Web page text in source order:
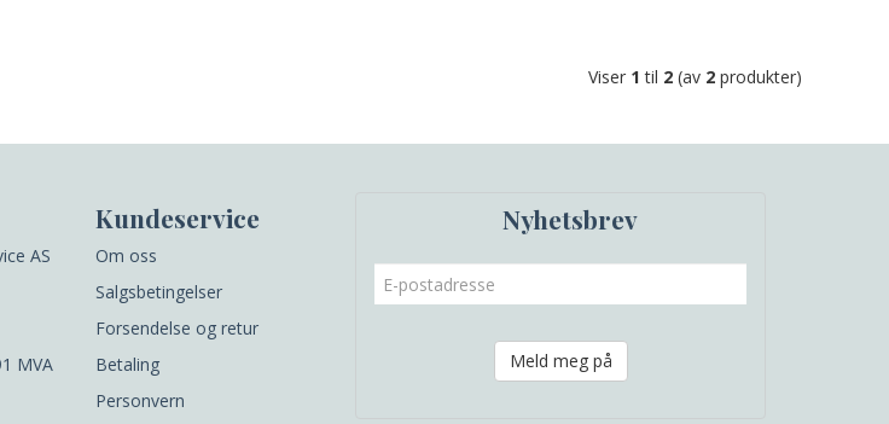
Viser 1 til 2 (av 2 produkter)
AS
MVA
Kundeservice
Om oss
Salgsbetingelser
Forsendelse og retur
Betaling
Personvern
Nyhetsbrev
Meld meg på